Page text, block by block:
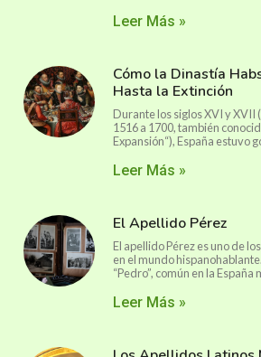
Leer Más »
Cómo la Dinastía
Hasta la Extinción
Durante los siglos XVI y XVII
1516 a 1700, también
Expansión“), España estuvo
Leer Más »
El Apellido Pérez
El apellido Pérez es uno de
en el mundo
“Pedro”, común en la España
Leer Más »